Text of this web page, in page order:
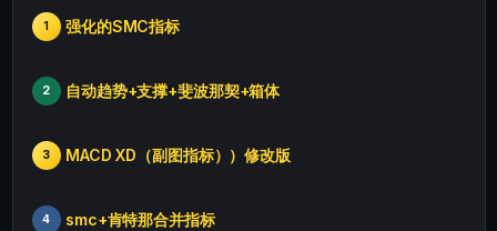
1 强化的SMC指标
2 自动趋势+支撑+斐波那契+箱体
3 MACD XD（副图指标））修改版
4 smc+肯特那合并指标